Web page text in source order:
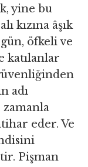
yine bu
kızına âşık
öfkeli ve
katılanlar
adı
zamanla
eder. Ve
Pişman